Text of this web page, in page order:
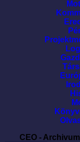
CEO - Archivum